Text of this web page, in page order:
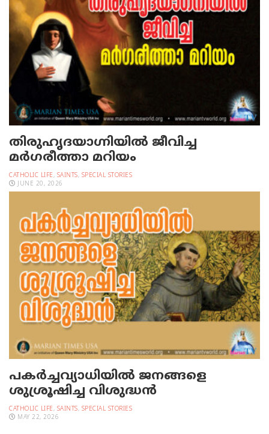
തിരുഹൃദയാഗ്നിയില്‍ ജീവിച്ച
മര്‍ഗരീത്താ മറിയം
CATHOLIC LIFE, SAINTS, SPECIAL STORIES
JUNE 20, 2026
പകര്‍ച്ചവ്യാധിയില്‍ ജനങ്ങളെ
ശുശ്രൂഷിച്ച വിശുദ്ധന്‍
CATHOLIC LIFE, SAINTS, SPECIAL STORIES
MAY 22, 2026